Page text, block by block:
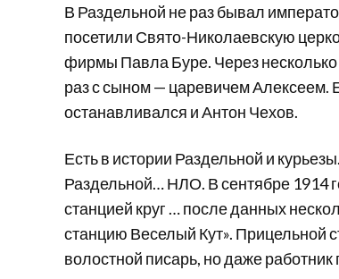
В Раздельной не раз бывал
посетили Свято-Николаевскую
фирмы Павла Буре. Через
раз с сыном — царевичем Алексеем.
останавливался и Антон Чехов.
Есть в истории Раздельной и
Раздельной… НЛО. В сентябре 1914
станцией круг … после данных
станцию Веселый Кут». Прицельной
волостной писарь, но даже